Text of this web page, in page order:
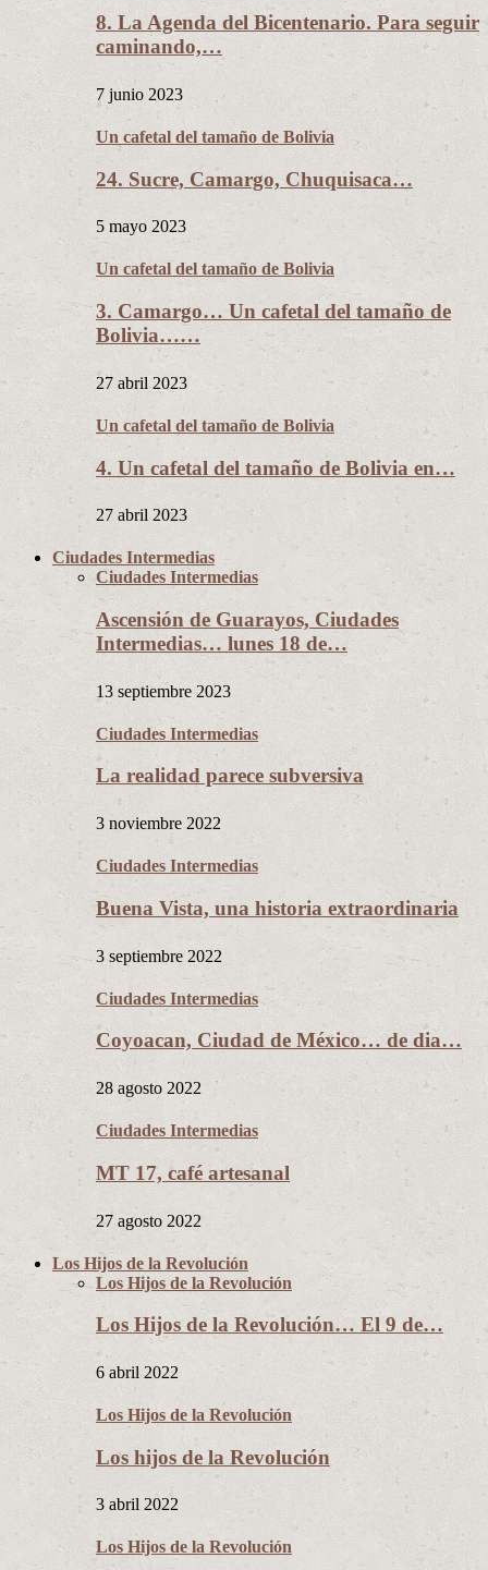
8. La Agenda del Bicentenario. Para seguir
caminando,…
7 junio 2023
Un cafetal del tamaño de Bolivia
24. Sucre, Camargo, Chuquisaca…
5 mayo 2023
Un cafetal del tamaño de Bolivia
3. Camargo… Un cafetal del tamaño de
Bolivia……
27 abril 2023
Un cafetal del tamaño de Bolivia
4. Un cafetal del tamaño de Bolivia en…
27 abril 2023
Ciudades Intermedias
Ciudades Intermedias
Ascensión de Guarayos, Ciudades
Intermedias… lunes 18 de…
13 septiembre 2023
Ciudades Intermedias
La realidad parece subversiva
3 noviembre 2022
Ciudades Intermedias
Buena Vista, una historia extraordinaria
3 septiembre 2022
Ciudades Intermedias
Coyoacan, Ciudad de México… de dia…
28 agosto 2022
Ciudades Intermedias
MT 17, café artesanal
27 agosto 2022
Los Hijos de la Revolución
Los Hijos de la Revolución
Los Hijos de la Revolución… El 9 de…
6 abril 2022
Los Hijos de la Revolución
Los hijos de la Revolución
3 abril 2022
Los Hijos de la Revolución